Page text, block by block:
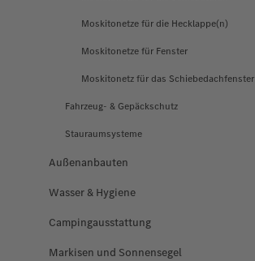
Moskitonetze für die Hecklappe(n)
Moskitonetze für Fenster
Moskitonetz für das Schiebedachfenster
Fahrzeug- & Gepäckschutz
Stauraumsysteme
Außenanbauten
Wasser & Hygiene
Campingausstattung
Markisen und Sonnensegel